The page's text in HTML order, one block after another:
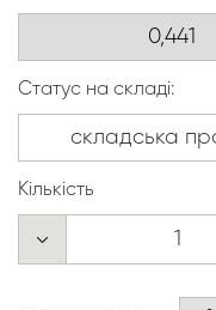
Статус на складі:
Кількість